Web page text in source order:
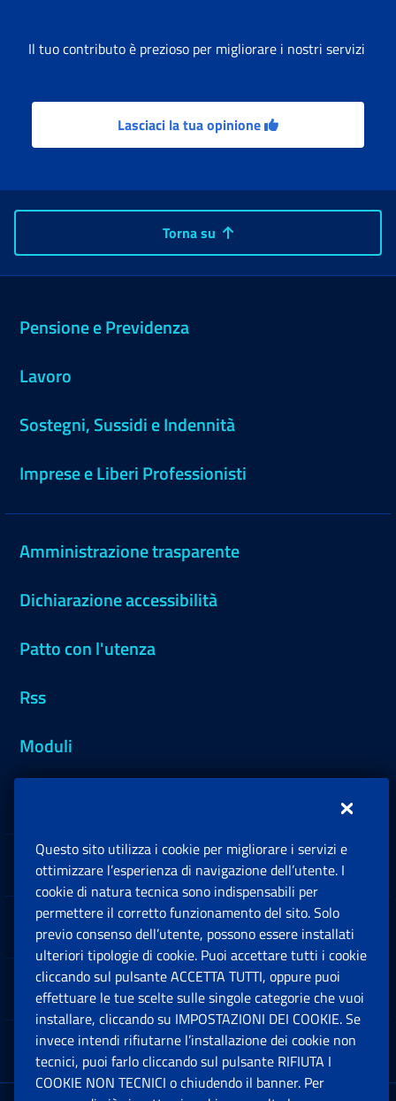
Il tuo contributo è prezioso per migliorare i nostri servizi
Lasciaci la tua opinione
Torna su
Pensione e Previdenza
Lavoro
Sostegni, Sussidi e Indennità
Imprese e Liberi Professionisti
Amministrazione trasparente
Dichiarazione accessibilità
Patto con l'utenza
Rss
Moduli
Sedi e Contatti
Software
Note Legali
App mobile
Questo sito utilizza i cookie per migliorare i servizi e
ottimizzare l’esperienza di navigazione dell’utente. I
cookie di natura tecnica sono indispensabili per
permettere il corretto funzionamento del sito. Solo
previo consenso dell’utente, possono essere installati
ulteriori tipologie di cookie. Puoi accettare tutti i cookie
cliccando sul pulsante ACCETTA TUTTI, oppure puoi
effettuare le tue scelte sulle singole categorie che vuoi
installare, cliccando su IMPOSTAZIONI DEI COOKIE. Se
invece intendi rifiutarne l’installazione dei cookie non
tecnici, puoi farlo cliccando sul pulsante RIFIUTA I
COOKIE NON TECNICI o chiudendo il banner. Per